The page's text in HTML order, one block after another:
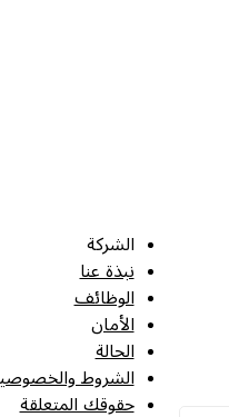
الشركة
نبذة عنا
الوظائف
الأمان
الحالة
الشروط
حقوقك المتعلقة